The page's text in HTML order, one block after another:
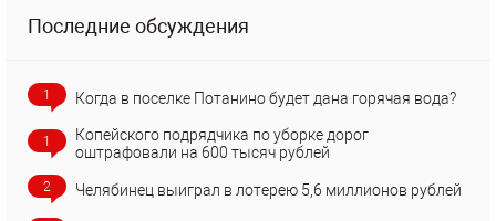
Последние обсуждения
1 Когда в поселке Потанино будет дана горячая вода?
1
Копейского подрядчика по уборке дорог
оштрафовали на 600 тысяч рублей
2 Челябинец выиграл в лотерею 5,6 миллионов рублей